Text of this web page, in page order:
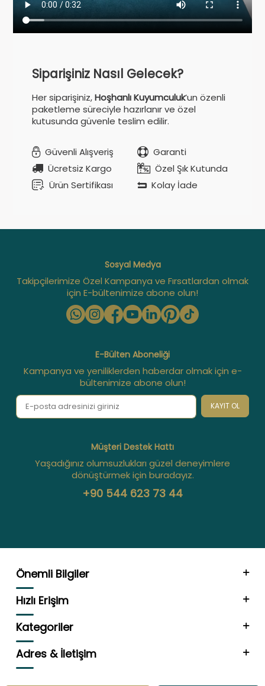
Siparişiniz Nasıl Gelecek?
Her siparişiniz,Hoşhanlı Kuyumculuk’un özenli
paketleme süreciyle hazırlanır ve özel
kutusunda güvenle teslim edilir.
Güvenli Alışveriş
Garanti
Ücretsiz Kargo
Özel Şık Kutunda
Ürün Sertifikası
Kolay İade
Sosyal Medya
Takipçilerimize Özel Kampanya ve Fırsatlardan olmak
için E-bültenimize abone olun!
E-Bülten Aboneliği
Kampanya ve yeniliklerden haberdar olmak için e-
bültenimize abone olun!
KAYIT OL
Müşteri Destek Hattı
Yaşadığınız olumsuzlukları güzel deneyimlere
dönüştürmek için buradayız.
+90 544 623 73 44
Önemli Bilgiler
Hızlı Erişim
Kategoriler
Adres & İletişim